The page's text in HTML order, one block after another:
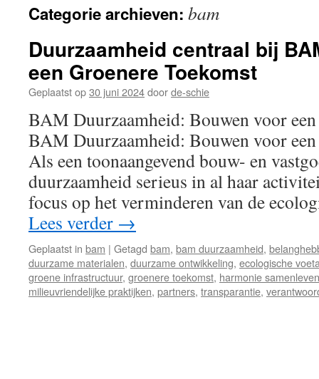
inhoud
Categorie archieven: bam
Duurzaamheid centraal bij
een Groenere Toekomst
Geplaatst op30 juni 2024doorde-schie
BAM Duurzaamheid: Bouwen voor
BAM Duurzaamheid: Bouwen voor
Als een toonaangevend bouw- en
duurzaamheid serieus in al haar
focus op het verminderen van de
Lees verder →
Geplaatst in bam | Getagd bam, bam duurzaamheid,
duurzame materialen, duurzame ontwikkeling, ecologische
groene infrastructuur, groenere toekomst, harmonie samenleven
milieuvriendelijke praktijken, partners, transparantie,